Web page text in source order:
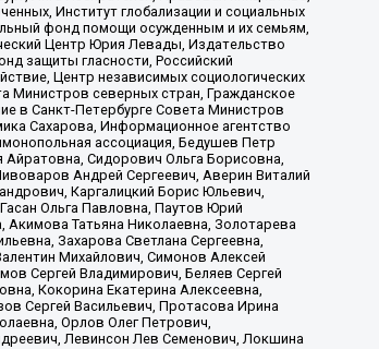
Институт глобализации и социальных
фонд помощи осужденным и их семьям,
Центр Юрия Левады, Издательство
защиты гласности, Российский
Центр независимых социологических
Министров северных стран, Гражданское
в Санкт-Петербурге Совета Министров
Сахарова, Информационное агентство
ассоциация, Бедушев Петр
Сидорович Ольга Борисовна,
Андрей Сергеевич, Аверин Виталий
Каргалицкий Борис Юльевич,
Ольга Павловна, Паутов Юрий
Татьяна Николаевна, Золотарева
Захарова Светлана Сергеевна,
Михайлович, Симонов Алексей
Сергей Владимирович, Беляев Сергей
Кокорина Екатерина Алексеевна,
Сергей Васильевич, Протасова Ирина
Орлов Олег Петрович,
Левинсон Лев Семенович, Локшина